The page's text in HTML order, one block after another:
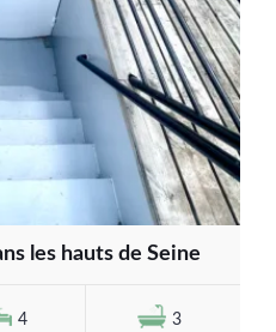
les hauts de Seine
4 3